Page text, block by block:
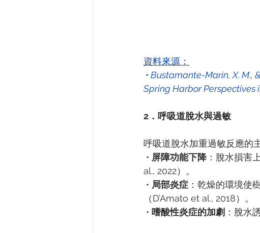
資料來源：
Spring Harbor Perspectives
2．呼吸道脫水與過敏
呼吸道脫水加重過敏反應的
• 屏障功能下降：脫水損害
al., 2022）。
• 局部炎症 ：乾燥的環境使
（D’Amato et al., 2018）。
• 嗜酸性炎症的加劇 ：脫水